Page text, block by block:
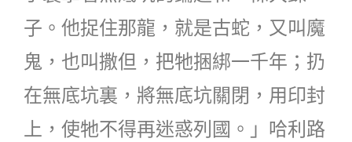
子。他捉住那龍，就是古蛇，又叫魔
鬼，也叫撒但，把牠捆綁一千年；扔
在無底坑裏，將無底坑關閉，用印封
上，使牠不得再迷惑列國。」哈利路